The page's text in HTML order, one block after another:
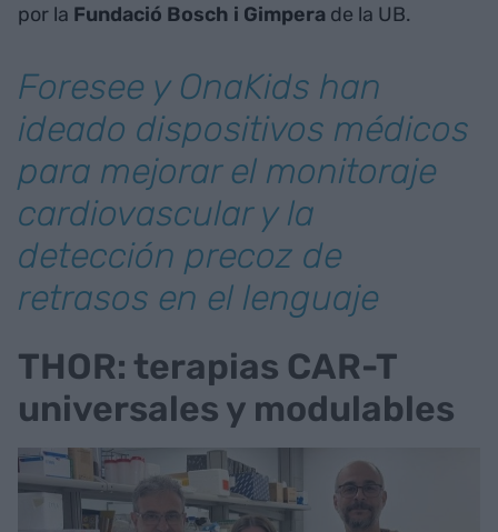
por la Fundació Bosch i Gimpera de la UB.
Foresee y OnaKids han
ideado dispositivos médicos
para mejorar el monitoraje
cardiovascular y la
detección precoz de
retrasos en el lenguaje
THOR: terapias CAR-T
universales y modulables